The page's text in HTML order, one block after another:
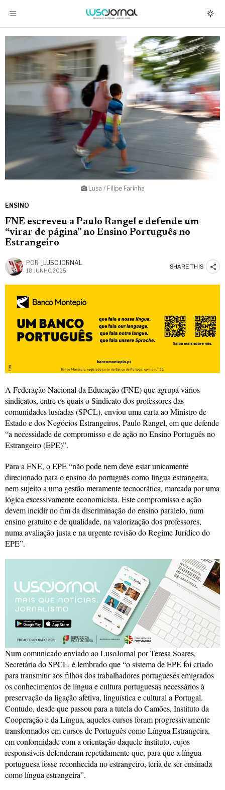
Lusa / Filipe Farinha
ENSINO
FNE escreveu a Paulo Rangel e defende um
“virar de página” no Ensino Português no
Estrangeiro
POR _LUSOJORNAL
18 JUNHO, 2025
SHARE THIS
A Federação Nacional da Educação (FNE) que agrupa vários
sindicatos, entre os quais o Sindicato dos professores das
comunidades lusíadas (SPCL), enviou uma carta ao Ministro de
Estado e dos Negócios Estrangeiros, Paulo Rangel, em que defende
“a necessidade de compromisso e de ação no Ensino Português no
Estrangeiro (EPE)”.
Para a FNE, o EPE “não pode nem deve estar unicamente
direcionado para o ensino do português como língua estrangeira,
nem sujeito a uma gestão meramente tecnocrática, marcada por uma
lógica excessivamente economicista. Este compromisso e ação
devem incidir no fim da discriminação do ensino paralelo, num
ensino gratuito e de qualidade, na valorização dos professores,
numa avaliação justa e na urgente revisão do Regime Jurídico do
EPE”.
Num comunicado enviado ao LusoJornal por Teresa Soares,
Secretária do SPCL, é lembrado que “o sistema de EPE foi criado
para transmitir aos filhos dos trabalhadores portugueses emigrados
os conhecimentos de língua e cultura portuguesas necessários à
preservação da ligação afetiva, linguística e cultural a Portugal.
Contudo, desde que passou para a tutela do Camões, Instituto da
Cooperação e da Língua, aqueles cursos foram progressivamente
transformados em cursos de Português como Língua Estrangeira,
em conformidade com a orientação daquele instituto, cujos
responsáveis defenderam repetidamente que, para que a língua
portuguesa fosse reconhecida no estrangeiro, teria de ser ensinada
como língua estrangeira”.